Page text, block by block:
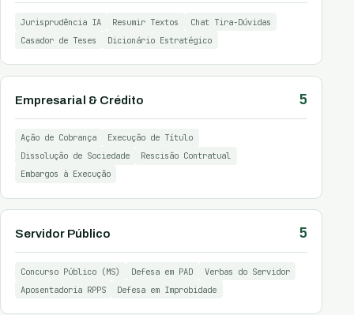
Jurisprudência IA Resumir Textos
Chat Tira-Dúvidas
Casador de Teses
Dicionário Estratégico
Empresarial & Crédito 5
Ação de Cobrança
Execução de Título
Dissolução de Sociedade
Rescisão Contratual
Embargos à Execução
Servidor Público 5
Concurso Público (MS) Defesa em PAD
Verbas do Servidor
Aposentadoria RPPS
Defesa em Improbidade